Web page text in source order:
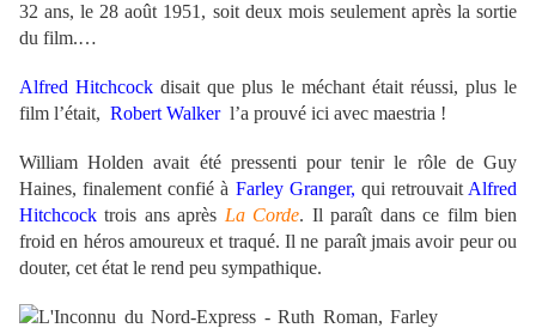
32 ans, le 28 août 1951, soit deux mois seulement après la sortie
du film.…
Alfred Hitchcock disait que plus le méchant était réussi, plus le
film l’était, Robert Walker l’a prouvé ici avec maestria !
William Holden avait été pressenti pour tenir le rôle de Guy
Haines, finalement confié à Farley Granger, qui retrouvait Alfred
Hitchcock trois ans après La Corde. Il paraît dans ce film bien
froid en héros amoureux et traqué. Il ne paraît jmais avoir peur ou
douter, cet état le rend peu sympathique.